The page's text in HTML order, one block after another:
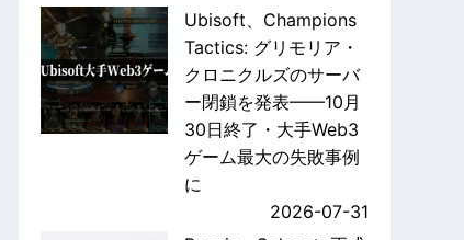
Ubisoft、Champions
Tactics: グリモリア・
クロニクルズのサーバ
ー閉鎖を発表——10月
30日終了・大手Web3
ゲーム最大の失敗事例
に
2026-07-31